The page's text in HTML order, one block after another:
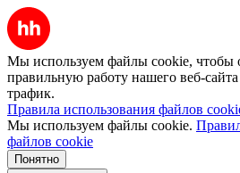
Мы используем файлы cookie, чтобы
правильную работу нашего веб-
трафик.
Правила использования файлов
Мы используем файлы cookie.
файлов cookie
Понятно